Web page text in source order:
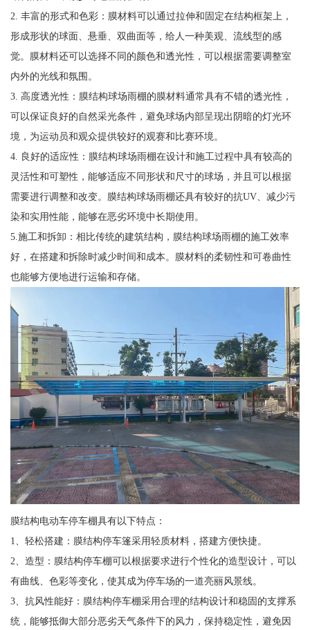
2. 丰富的形式和色彩：膜材料可以通过拉伸和固定在结构框架上，
形成形状的球面、悬垂、双曲面等，给人一种美观、流线型的感
觉。膜材料还可以选择不同的颜色和透光性，可以根据需要调整室
内外的光线和氛围。
3. 高度透光性：膜结构球场雨棚的膜材料通常具有不错的透光性，
可以保证良好的自然采光条件，避免球场内部呈现出阴暗的灯光环
境，为运动员和观众提供较好的观赛和比赛环境。
4. 良好的适应性：膜结构球场雨棚在设计和施工过程中具有较高的
灵活性和可塑性，能够适应不同形状和尺寸的球场，并且可以根据
需要进行调整和改变。膜结构球场雨棚还具有较好的抗UV、减少污
染和实用性能，能够在恶劣环境中长期使用。
5.施工和拆卸：相比传统的建筑结构，膜结构球场雨棚的施工效率
好，在搭建和拆除时减少时间和成本。膜材料的柔韧性和可卷曲性
也能够方便地进行运输和存储。
膜结构电动车停车棚具有以下特点：
1、轻松搭建：膜结构停车篷采用轻质材料，搭建方便快捷。
2、造型：膜结构停车棚可以根据要求进行个性化的造型设计，可以
有曲线、色彩等变化，使其成为停车场的一道亮丽风景线。
3、抗风性能好：膜结构停车棚采用合理的结构设计和稳固的支撑系
统，能够抵御大部分恶劣天气条件下的风力，保持稳定性，避免因